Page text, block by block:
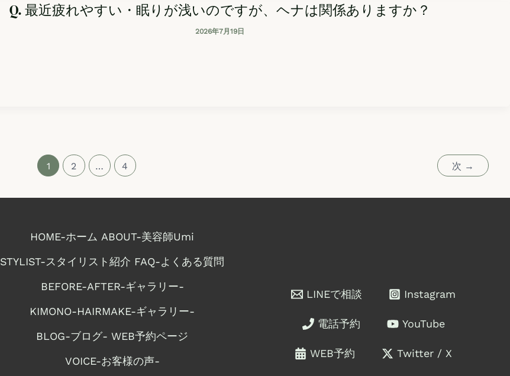
Q. 最近疲れやすい・眠りが浅いのですが、ヘナは関係ありますか？
2026年7月19日
1 2 … 4 次 →
HOME-ホーム ABOUT-美容師Umi
STYLIST-スタイリスト紹介 FAQ-よくある質問
BEFORE-AFTER-ギャラリー-
KIMONO-HAIRMAKE-ギャラリー-
BLOG-ブログ- WEB予約ページ
VOICE-お客様の声-
LINEで相談 Instagram
電話予約 YouTube
WEB予約 Twitter / X